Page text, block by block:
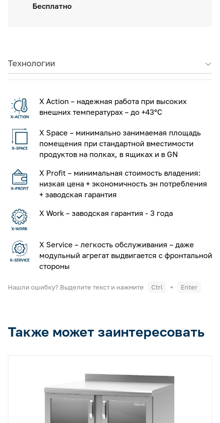
Бесплатно
Технологии
X Action – надежная работа при высоких
внешних температурах – до +43°С
X Space – минимально занимаемая площадь
помещения при стандартной вместимости
продуктов на полках, в ящиках и в GN
X Profit – минимальная стоимость владения:
низкая цена + экономичность эн потребления
+ заводская гарантия
X Work – заводская гарантия - 3 года
X Service – легкость обслуживания – даже
модульный агрегат выдвигается с фронтальной
стороны
Нашли ошибку? Выделите текст и нажмите Ctrl + Enter
Также может заинтересовать